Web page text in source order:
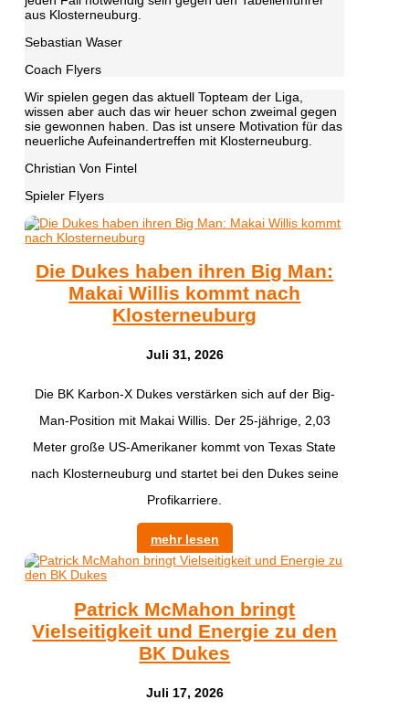
aus Klosterneuburg.
Sebastian Waser
Coach Flyers
Wir spielen gegen das aktuell Topteam der Liga,
wissen aber auch das wir heuer schon zweimal gegen
sie gewonnen haben. Das ist unsere Motivation für das
neuerliche Aufeinandertreffen mit Klosterneuburg.
Christian Von Fintel
Spieler Flyers
Die Dukes haben ihren Big Man:
Makai Willis kommt nach
Klosterneuburg
Juli 31, 2026
​Die BK Karbon-X Dukes verstärken sich auf der Big-
Man-Position mit Makai Willis. Der 25-jährige, 2,03
Meter große US-Amerikaner kommt von Texas State
nach Klosterneuburg und startet bei den Dukes seine
Profikarriere.
mehr lesen
Patrick McMahon bringt
Vielseitigkeit und Energie zu den
BK Dukes
Juli 17, 2026